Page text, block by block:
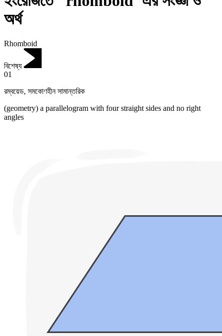
অর্থ
Rhomboid
বিশেষ্য
01
রম্বয়েড, সমকোণহীন সামান্তরিক
(geometry) a parallelogram with four straight sides and no right
angles